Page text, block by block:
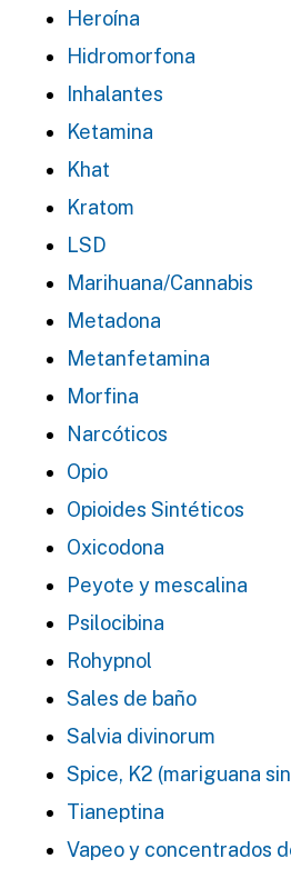
Heroína
Hidromorfona
Inhalantes
Ketamina
Khat
Kratom
LSD
Marihuana/Cannabis
Metadona
Metanfetamina
Morfina
Narcóticos
Opio
Opioides Sintéticos
Oxicodona
Peyote y mescalina
Psilocibina
Rohypnol
Sales de baño
Salvia divinorum
Spice, K2 (mariguana
Tianeptina
Vapeo y concentrados